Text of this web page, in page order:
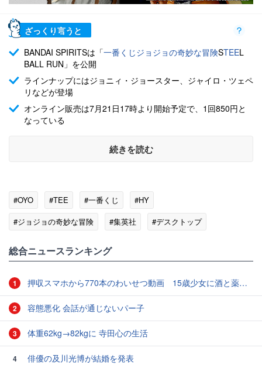
ざっくり言うと
BANDAI SPIRITSは「一番くじジョジョの奇妙な冒険STEEL
BALL RUN」を公開
ラインナップにはジョニィ・ジョースター、ジャイロ・ツェペ
リなどが登場
オンライン販売は7月21日17時より開始予定で、1回850円と
なっている
続きを読む
#OYO #TEE #一番くじ
#HY
#ジョジョの奇妙な冒険
#集英社 #デスクトップ
総合ニュースランキング
1 押収スマホから770本のわいせつ動画 15歳少女に酒と薬飲ませ性的暴行か 54歳男を再逮捕 「薬もありますよ」とSNSで誘い出し
2 容態悪化 会話が通じないパー子
3 体重62kg→82kgに 寺田心の生活
4 俳優の及川光博が結婚を発表